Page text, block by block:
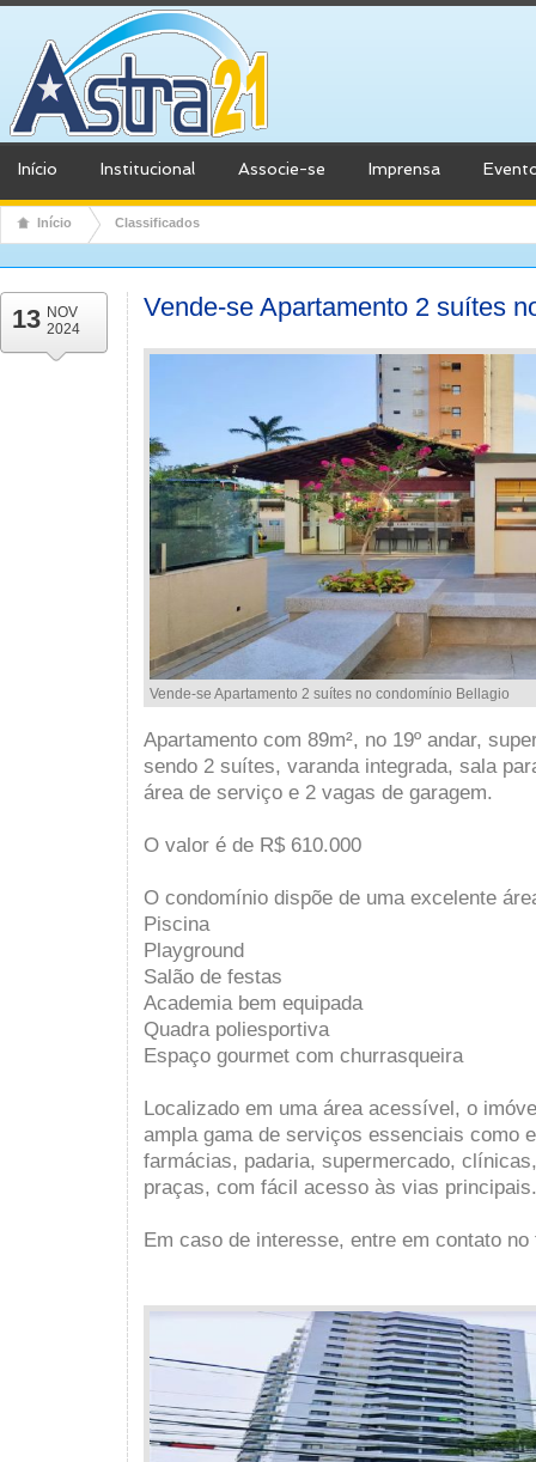
Início Institucional Associe-se Imprensa
Início Classificados
13 NOV
2024
Vende-se Apartamento 2 suítes
Vende-se Apartamento 2 suítes no condomínio Bellagio
Apartamento com 89m², no 19º andar,
sendo 2 suítes, varanda integrada, sala
área de serviço e 2 vagas de garagem.
O valor é de R$ 610.000
O condomínio dispõe de uma excelente
Piscina
Playground
Salão de festas
Academia bem equipada
Quadra poliesportiva
Espaço gourmet com churrasqueira
Localizado em uma área acessível, o
ampla gama de serviços essenciais como
farmácias, padaria, supermercado,
praças, com fácil acesso às vias
Em caso de interesse, entre em contato